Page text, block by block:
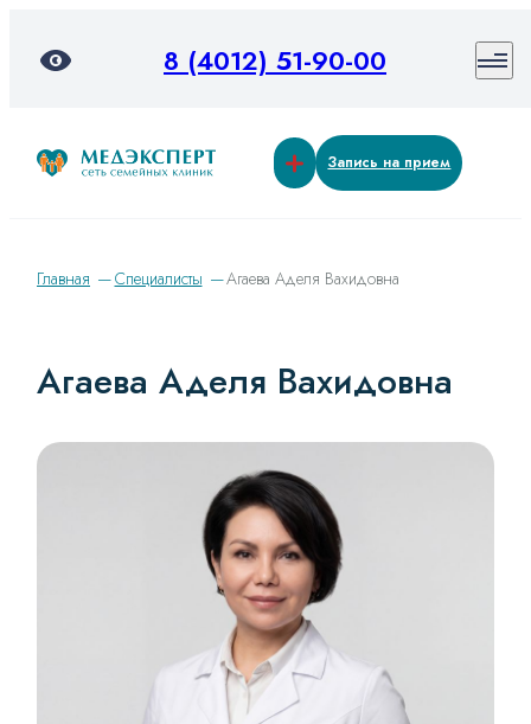
8 (4012) 51-90-00
Запись на прием
Главная Специалисты Агаева Аделя Вахидовна
Агаева Аделя Вахидовна